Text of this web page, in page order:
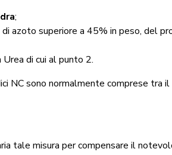
;
azoto superiore a 45% in peso, del
Urea di cui al punto 2.
NC sono normalmente comprese tra
tale misura per compensare il